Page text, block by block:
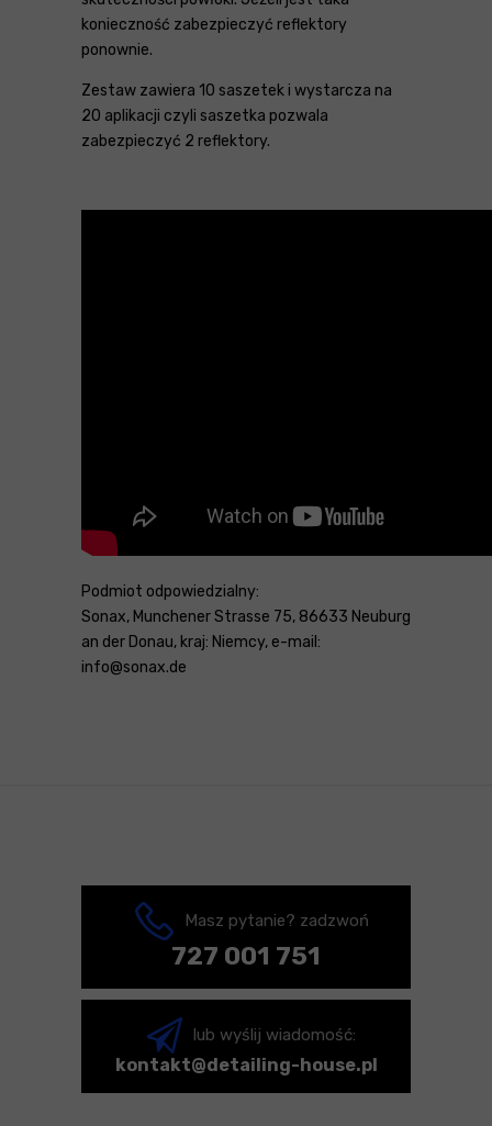
konieczność zabezpieczyć reflektory
ponownie.
Zestaw zawiera 10 saszetek i wystarcza na
20 aplikacji czyli saszetka pozwala
zabezpieczyć 2 reflektory.
Podmiot odpowiedzialny:
Sonax, Munchener Strasse 75, 86633 Neuburg
an der Donau, kraj: Niemcy, e-mail:
info@sonax.de
Masz pytanie? zadzwoń
727 001 751
lub wyślij wiadomość:
kontakt@detailing-house.pl